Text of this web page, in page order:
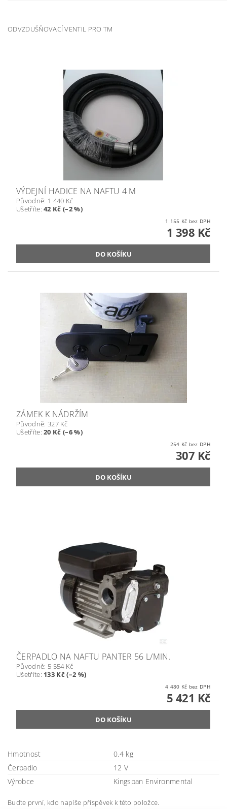
ODVZDUŠŇOVACÍ VENTIL PRO TM
VÝDEJNÍ HADICE NA NAFTU 4 M
Původně: 1 440 Kč
Ušetříte:42 Kč (–2 %)
1 155 Kč bez DPH
1 398 Kč
ZÁMEK K NÁDRŽÍM
Původně: 327 Kč
Ušetříte:20 Kč (–6 %)
254 Kč bez DPH
307 Kč
ČERPADLO NA NAFTU PANTER 56 L/MIN.
Původně: 5 554 Kč
Ušetříte: 133 Kč (–2 %)
4 480 Kč bez DPH
5 421 Kč
Hmotnost
0.4 kg
Čerpadlo
12 V
Výrobce
Kingspan Environmental
Buďte první, kdo napíše příspěvek k této položce.